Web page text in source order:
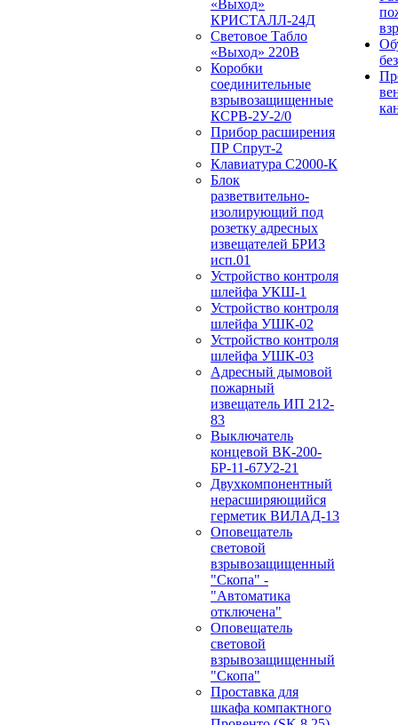
«Выход»
КРИСТАЛЛ-24Д
Световое Табло
«Выход» 220В
Коробки
соединительные
взрывозащищенные
КСРВ-2У-2/0
Прибор расширения
ПР Спрут-2
Клавиатура С2000-К
Блок
разветвительно-
изолирующий под
розетку адресных
извещателей БРИЗ
исп.01
Устройство контроля
шлейфа УКШ-1
Устройство контроля
шлейфа УШК-02
Устройство контроля
шлейфа УШК-03
Адресный дымовой
пожарный
извещатель ИП 212-
83
Выключатель
концевой ВК-200-
БР-11-67У2-21
Двухкомпонентный
нерасширяющийся
герметик ВИЛАД-13
Оповещатель
световой
взрывозащищенный
"Скопа" -
"Автоматика
отключена"
Оповещатель
световой
взрывозащищенный
"Скопа"
Проставка для
шкафа компактного